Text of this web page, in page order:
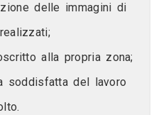
delle immagini di
alla propria zona;
soddisfatta del lavoro